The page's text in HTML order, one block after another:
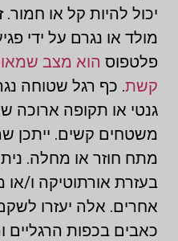
יכול להיות קל או חמור.
מולד או נגרם על ידי
פלטפוס הוא מצב
קשת. כף רגל שטוחה
גנטי או תקופה ארוכה
משטחים קשים. ייתכן
מתח חוזר או מחלה.
בעזרת אורתוטיקה ו/
אחרים. אלה יעזרו
כאבים בכפות הרגליים